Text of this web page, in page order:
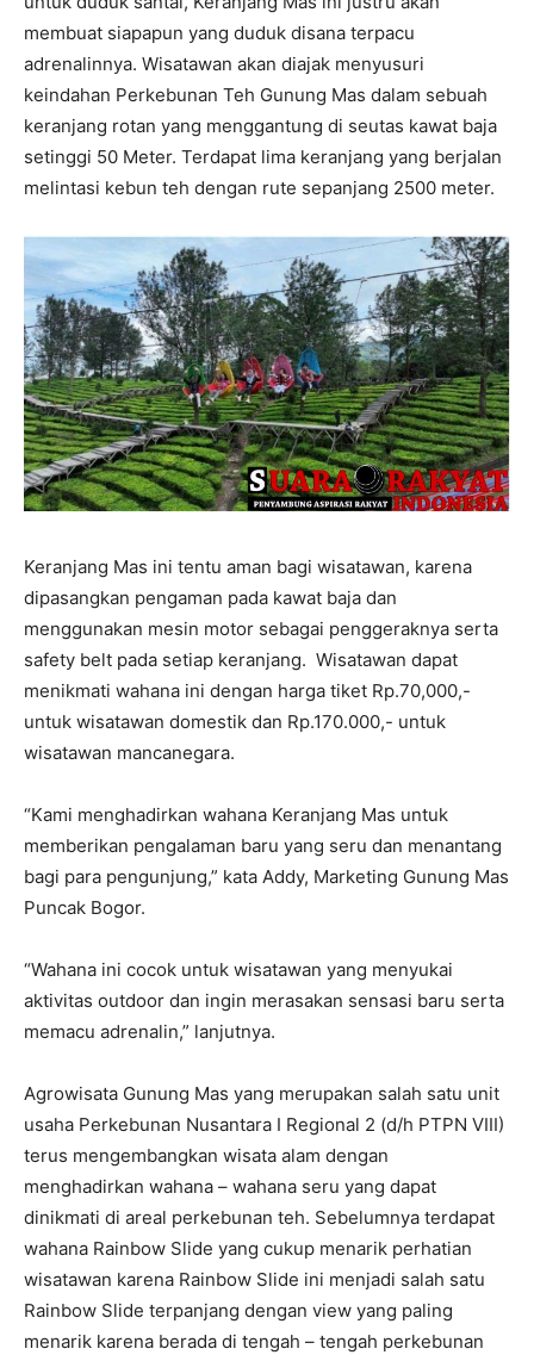
membuat siapapun yang duduk disana terpacu
adrenalinnya. Wisatawan akan diajak menyusuri
keindahan Perkebunan Teh Gunung Mas dalam sebuah
keranjang rotan yang menggantung di seutas kawat baja
setinggi 50 Meter. Terdapat lima keranjang yang berjalan
melintasi kebun teh dengan rute sepanjang 2500 meter.
Keranjang Mas ini tentu aman bagi wisatawan, karena
dipasangkan pengaman pada kawat baja dan
menggunakan mesin motor sebagai penggeraknya serta
safety belt pada setiap keranjang. Wisatawan dapat
menikmati wahana ini dengan harga tiket Rp.70,000,-
untuk wisatawan domestik dan Rp.170.000,- untuk
wisatawan mancanegara.
“Kami menghadirkan wahana Keranjang Mas untuk
memberikan pengalaman baru yang seru dan menantang
bagi para pengunjung,” kata Addy, Marketing Gunung Mas
Puncak Bogor.
“Wahana ini cocok untuk wisatawan yang menyukai
aktivitas outdoor dan ingin merasakan sensasi baru serta
memacu adrenalin,” lanjutnya.
Agrowisata Gunung Mas yang merupakan salah satu unit
usaha Perkebunan Nusantara I Regional 2 (d/h PTPN VIII)
terus mengembangkan wisata alam dengan
menghadirkan wahana – wahana seru yang dapat
dinikmati di areal perkebunan teh. Sebelumnya terdapat
wahana Rainbow Slide yang cukup menarik perhatian
wisatawan karena Rainbow Slide ini menjadi salah satu
Rainbow Slide terpanjang dengan view yang paling
menarik karena berada di tengah – tengah perkebunan